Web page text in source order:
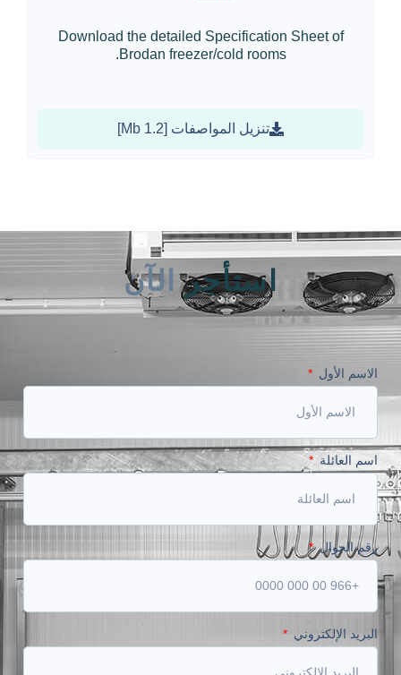
Download the detailed Specification Sheet of
Brodan freezer/cold rooms.
تنزيل المواصفات [1.2 Mb]
استأجر الآن
الاسم الأول
اسم العائلة
رقم الجوال
البريد الإلكتروني